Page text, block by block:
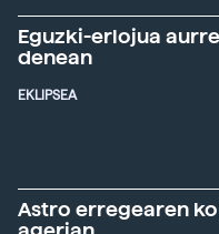
Eguzki-erlojua
denean
EKLIPSEA
Astro erregearen